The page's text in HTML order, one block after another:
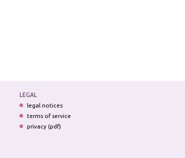
LEGAL
legal notices
terms of service
privacy (pdf)